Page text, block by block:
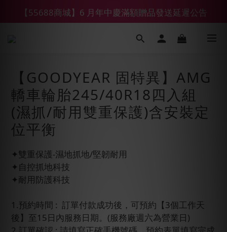
【鑽石熊/金熊新客首購限定】優惠搭車金
【55688商城】6 月年中慶滿額贈品發送延遲公告
【鑽石熊/金熊新客首購限定】優惠搭車金
【GOODYEAR 固特異】AMG
轎車輪胎245/40R18四入組
(濕抓/耐用雙重保護)含安裝定
位平衡
✦雙重保護-濕地抓地/堅韌耐用
✦自控抓地科技
✦耐用防護科技
1.預約時間 :  訂單付款成功後，可預約【3個工作天
後】至15日內服務日期。(服務廠週六為營業日)